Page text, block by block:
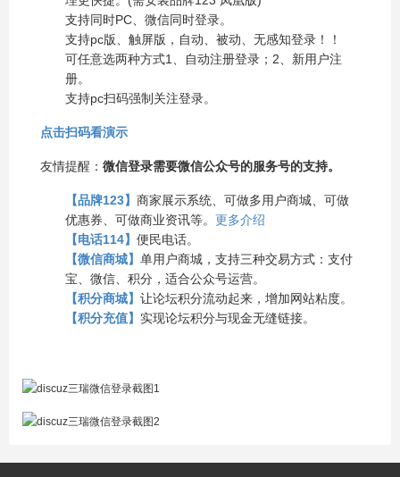
支持同时PC、微信同时登录。
支持pc版、触屏版，自动、被动、无感知登录！！
可任意选两种方式1、自动注册登录；2、新用户注
册。
支持pc扫码强制关注登录。
点击扫码看演示
友情提醒： 微信登录需要微信公众号的服务号的支持。
【品牌123】 商家展示系统、可做多用户商城、可做
优惠券、可做商业资讯等。 更多介绍
【电话114】 便民电话。
【微信商城】 单用户商城，支持三种交易方式：支付
宝、微信、积分，适合公众号运营。
【积分商城】 让论坛积分流动起来，增加网站粘度。
【积分充值】 实现论坛积分与现金无缝链接。